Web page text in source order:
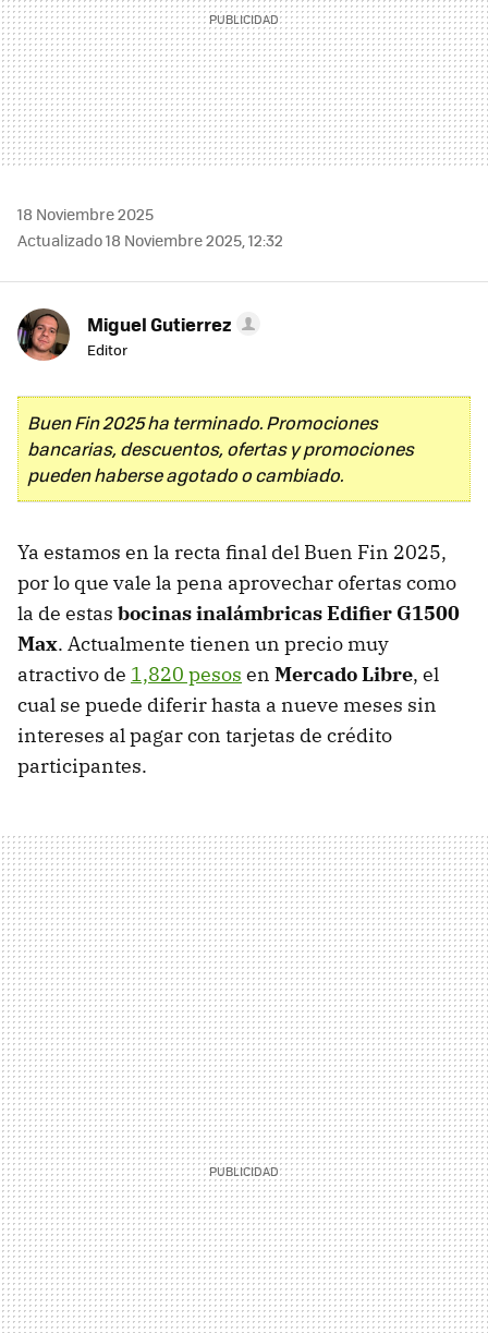
18 Noviembre 2025
Actualizado 18 Noviembre 2025, 12:32
Miguel Gutierrez
Editor
Buen Fin 2025 ha terminado. Promociones
bancarias, descuentos, ofertas y promociones
pueden haberse agotado o cambiado.
Ya estamos en la recta final del Buen Fin 2025,
por lo que vale la pena aprovechar ofertas como
la de estas bocinas inalámbricas Edifier G1500
Max. Actualmente tienen un precio muy
atractivo de 1,820 pesos en Mercado Libre, el
cual se puede diferir hasta a nueve meses sin
intereses al pagar con tarjetas de crédito
participantes.